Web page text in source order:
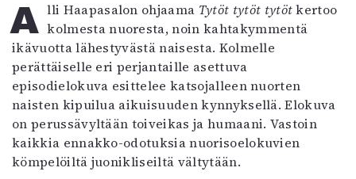
Alli Haapasalon ohjaama Tytöt tytöt tytötkertoo
kolmesta nuoresta, noin kahtakymmentä
ikävuotta lähestyvästä naisesta. Kolmelle
perättäiselle eri perjantaille asettuva
episodielokuva esittelee katsojalleen nuorten
naisten kipuilua aikuisuuden kynnyksellä. Elokuva
on perussävyltään toiveikas ja humaani. Vastoin
kaikkia ennakko-odotuksia nuorisoelokuvien
kömpelöiltä juonikliseiltä vältytään.